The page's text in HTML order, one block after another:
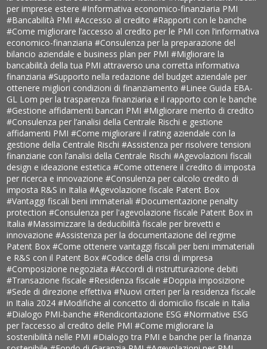
per imprese estere#Informativa economico-finanziaria PMI
#Bancabilità PMI#Accesso al credito#Rapporti con le banche
#Come migliorare l’accesso al credito per le PMI con l’informativa
economico-finanziaria#Consulenza per la preparazione del
bilancio aziendale e business plan per PMI#Migliorare la
bancabilità della tua PMI attraverso una corretta informativa
finanziaria#Supporto nella redazione del budget aziendale per
ottenere migliori condizioni di finanziamento#Linee Guida EBA-
GL Lom per la trasparenza finanziaria e il rapporto con le banche
#Gestione affidamenti bancari PMI#Migliorare merito di credito
#Consulenza per l’analisi della Centrale Rischi e gestione
affidamenti PMI#Come migliorare il rating aziendale con la
gestione della Centrale Rischi#Assistenza per risolvere tensioni
finanziarie con l’analisi della Centrale Rischi#Agevolazioni fiscali
design e ideazione estetica#Come ottenere il credito di imposta
per ricerca e innovazione#Consulenza per calcolo credito di
imposta R&S in Italia#Agevolazione fiscale Patent Box
#Vantaggi fiscali beni immateriali#Documentazione penalty
protection#Consulenza per l'agevolazione fiscale Patent Box in
Italia#Massimizzare la deducibilità fiscale per brevetti e
innovazione#Assistenza per la documentazione del regime
Patent Box#Come ottenere vantaggi fiscali per beni immateriali
e R&S con il Patent Box#Codice della crisi di impresa
#Composizione negoziata#Accordi di ristrutturazione debiti
#Transazione fiscale#Residenza fiscale#Doppia imposizione
#Sede di direzione effettiva#Nuovi criteri per la residenza fiscale
in Italia 2024#Modifiche al concetto di domicilio fiscale in Italia
#Dialogo PMI-banche#Rendicontazione ESG#Normative ESG
per l’accesso al credito delle PMI#Come migliorare la
sostenibilità nelle PMI#Dialogo tra PMI e banche per la finanza